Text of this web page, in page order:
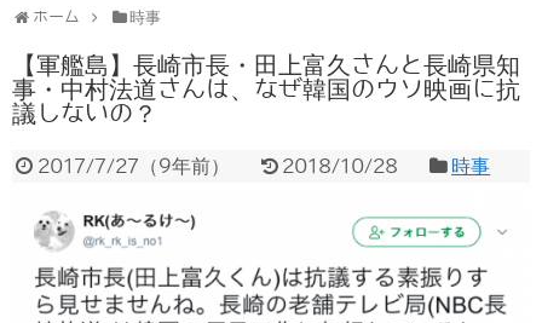
ホーム 時事
【軍艦島】長崎市長・田上富久さんと長崎県知
事・中村法道さんは、なぜ韓国のウソ映画に抗
議しないの？
2017/7/27 （9年前） 2018/10/28 時事